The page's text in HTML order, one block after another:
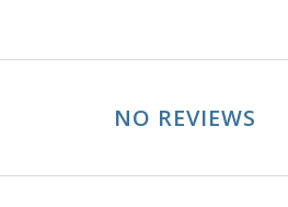
NO REVIEWS